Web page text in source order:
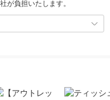
が負担いたします。